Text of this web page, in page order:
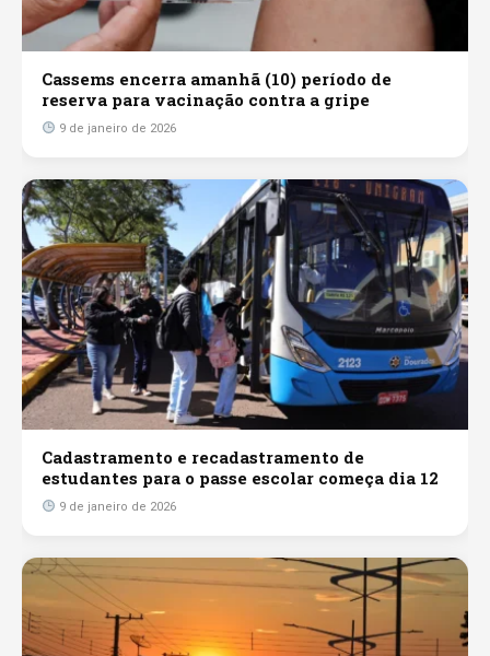
Cassems encerra amanhã (10) período de
reserva para vacinação contra a gripe
9 de janeiro de 2026
Cadastramento e recadastramento de
estudantes para o passe escolar começa dia 12
9 de janeiro de 2026